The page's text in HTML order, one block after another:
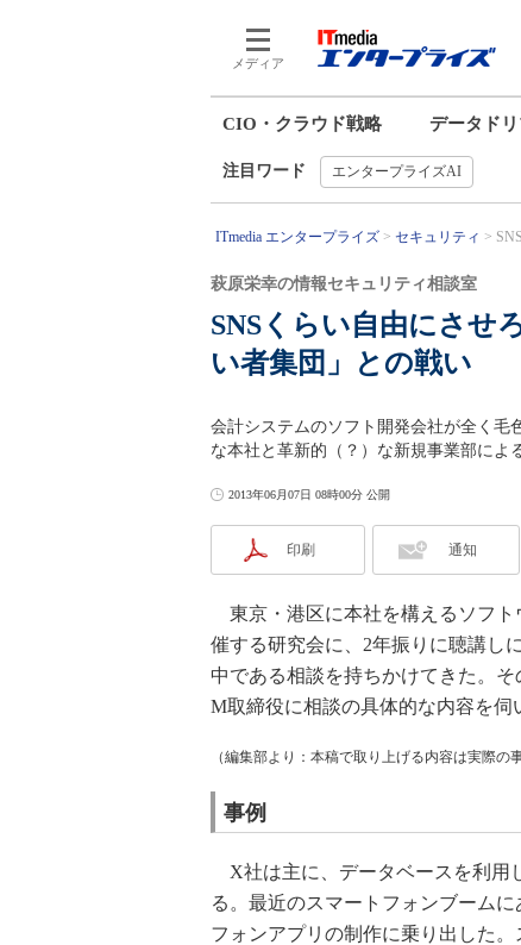
メディア
CIO・クラウド戦略 データド
注目ワード エンタープライズAI
ITmedia エンタープライズ セキュリティ
SNSくらい自由にさ
い者集団」との戦い
萩原栄幸の情報セキュリティ相談室
会計システムのソフト開発会社が全く毛
な本社と革新的（？）な新規事業部によ
2013年06月07日 08時00分 公開
印刷 通知
東京・港区に本社を構えるソフト
催する研究会に、2年振りに聴講し
中である相談を持ちかけてきた。
M取締役に相談の具体的な内容を
（編集部より：本稿で取り上げる内容は実際の
事例
X社は主に、データベースを利用
る。最近のスマートフォンブーム
フォンアプリの制作に乗り出した